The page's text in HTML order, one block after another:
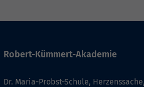
Robert-Kümmert-Akademie
Dr. Maria-Probst-Schule,